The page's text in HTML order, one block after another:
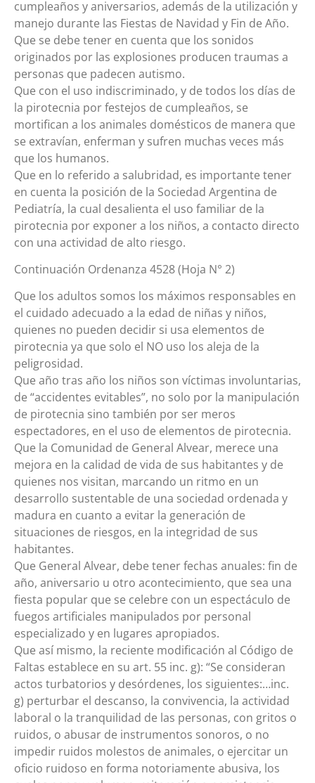
cumpleaños y aniversarios, además de la utilización y
manejo durante las Fiestas de Navidad y Fin de Año.
Que se debe tener en cuenta que los sonidos
originados por las explosiones producen traumas a
personas que padecen autismo.
Que con el uso indiscriminado, y de todos los días de
la pirotecnia por festejos de cumpleaños, se
mortifican a los animales domésticos de manera que
se extravían, enferman y sufren muchas veces más
que los humanos.
Que en lo referido a salubridad, es importante tener
en cuenta la posición de la Sociedad Argentina de
Pediatría, la cual desalienta el uso familiar de la
pirotecnia por exponer a los niños, a contacto directo
con una actividad de alto riesgo.
Continuación Ordenanza 4528 (Hoja N° 2)
Que los adultos somos los máximos responsables en
el cuidado adecuado a la edad de niñas y niños,
quienes no pueden decidir si usa elementos de
pirotecnia ya que solo el NO uso los aleja de la
peligrosidad.
Que año tras año los niños son víctimas involuntarias,
de “accidentes evitables”, no solo por la manipulación
de pirotecnia sino también por ser meros
espectadores, en el uso de elementos de pirotecnia.
Que la Comunidad de General Alvear, merece una
mejora en la calidad de vida de sus habitantes y de
quienes nos visitan, marcando un ritmo en un
desarrollo sustentable de una sociedad ordenada y
madura en cuanto a evitar la generación de
situaciones de riesgos, en la integridad de sus
habitantes.
Que General Alvear, debe tener fechas anuales: fin de
año, aniversario u otro acontecimiento, que sea una
fiesta popular que se celebre con un espectáculo de
fuegos artificiales manipulados por personal
especializado y en lugares apropiados.
Que así mismo, la reciente modificación al Código de
Faltas establece en su art. 55 inc. g): “Se consideran
actos turbatorios y desórdenes, los siguientes:…inc.
g) perturbar el descanso, la convivencia, la actividad
laboral o la tranquilidad de las personas, con gritos o
ruidos, o abusar de instrumentos sonoros, o no
impedir ruidos molestos de animales, o ejercitar un
oficio ruidoso en forma notoriamente abusiva, los